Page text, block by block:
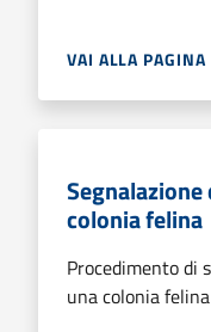
VAI ALLA PAGINA
colonia felina
Procedimento di
una colonia felina